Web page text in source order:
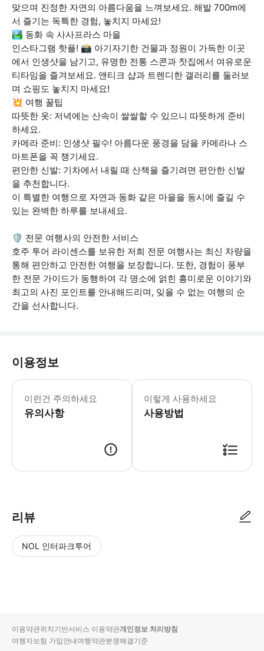
맞으며 진정한 자연의 아름다움을 느껴보세요. 해발 700m에
서 즐기는 독특한 경험, 놓치지 마세요!
🏞️ 동화 속 사사프라스 마을
인스타그램 핫플! 📸 아기자기한 건물과 정원이 가득한 이곳
에서 인생샷을 남기고, 유명한 전통 스콘과 찻집에서 여유로운
티타임을 즐겨보세요. 앤티크 샵과 트렌디한 갤러리를 둘러보
며 쇼핑도 놓치지 마세요!
💥 여행 꿀팁
따뜻한 옷: 저녁에는 산속이 쌀쌀할 수 있으니 따뜻하게 준비
하세요.
카메라 준비: 인생샷 필수! 아름다운 풍경을 담을 카메라나 스
마트폰을 꼭 챙기세요.
편안한 신발: 기차에서 내릴 때 산책을 즐기려면 편안한 신발
을 추천합니다.
이 특별한 여행으로 자연과 동화 같은 마을을 동시에 즐길 수
있는 완벽한 하루를 보내세요.
🛡️ 전문 여행사의 안전한 서비스
호주 투어 라이센스를 보유한 저희 전문 여행사는 최신 차량을
통해 편안하고 안전한 여행을 보장합니다. 또한, 경험이 풍부
한 전문 가이드가 동행하여 각 명소에 얽힌 흥미로운 이야기와
최고의 사진 포인트를 안내해드리며, 잊을 수 없는 여행의 순
간을 선사합니다.
이용정보
이런건 주의하세요
유의사항
- 선글라스, 운동화, 가벼운 외투, 휴
이렇게 사용하세요
사용방법
리뷰
NOL 인터파크투어
입니
다.
순
상
이용약관위치기반서비스 이용약관개인정보 처리방침
여행자보험 가입안내여행약관분쟁해결기준